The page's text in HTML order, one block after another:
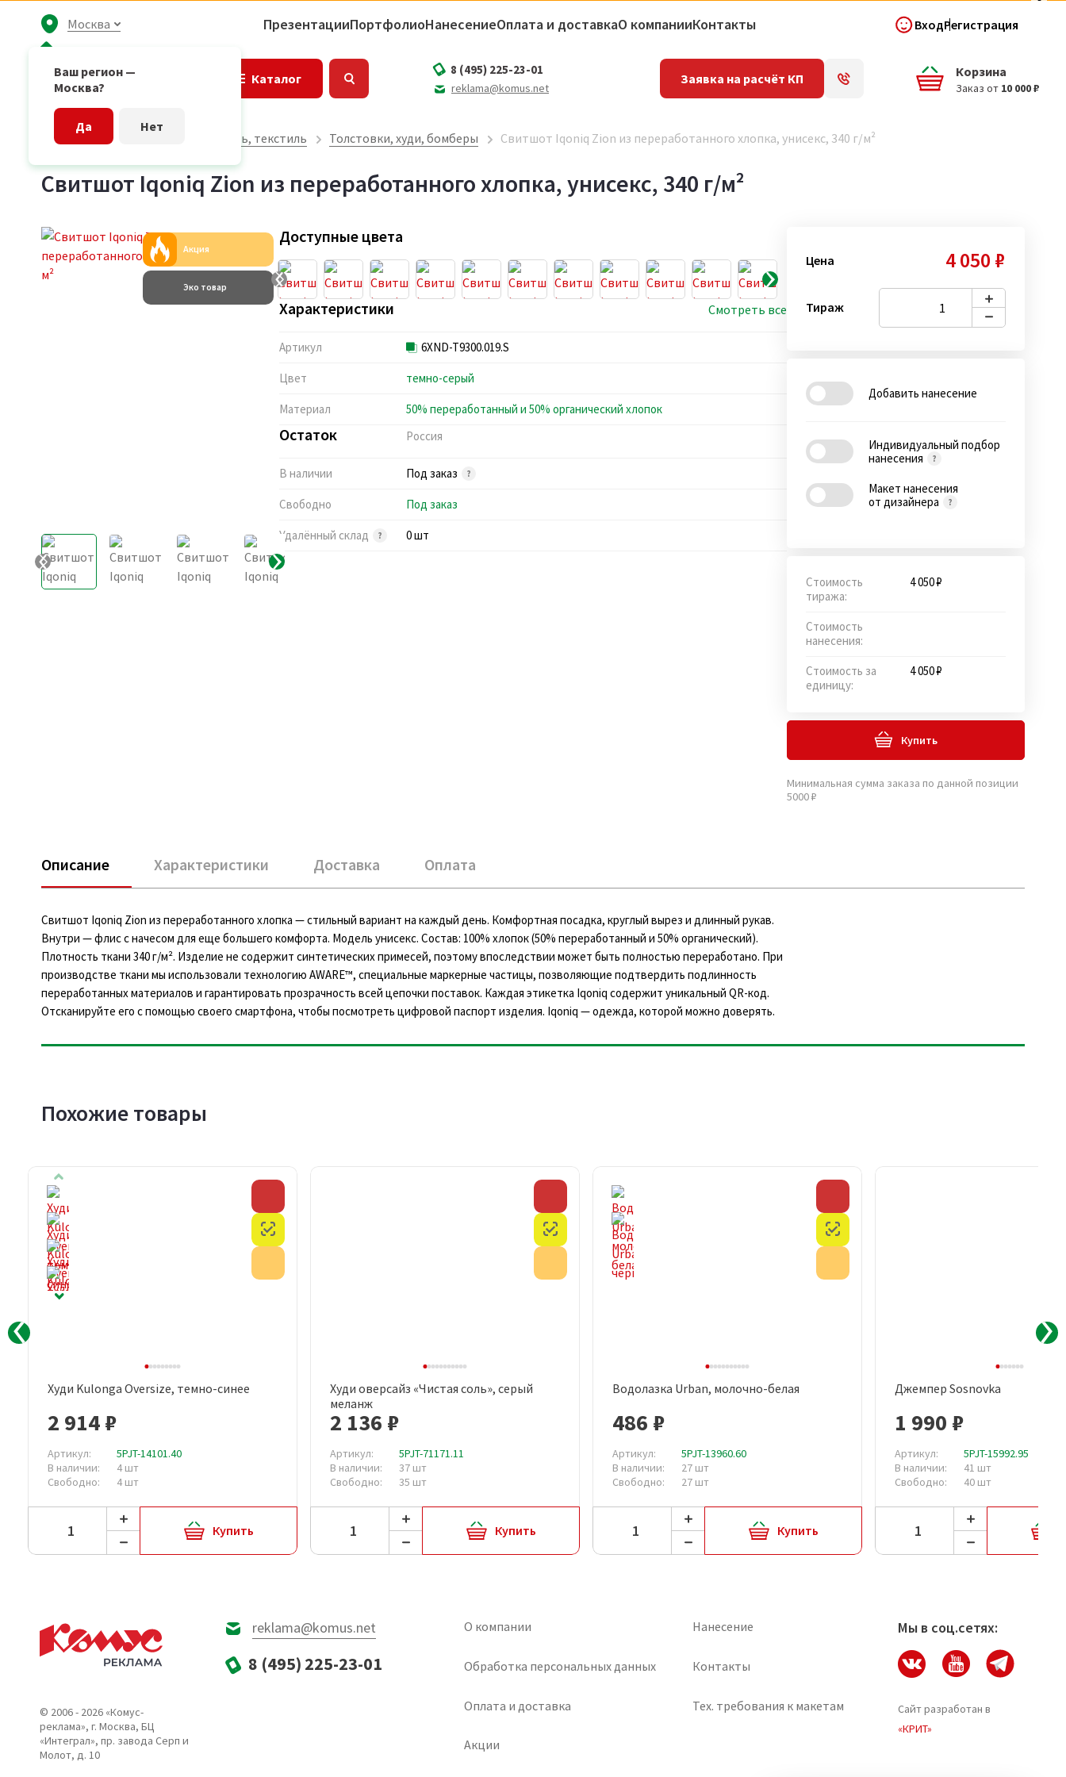
Москва
Ваш регион —
Москва?
Да Нет
ПрезентацииПортфолиоНанесениеОплата и доставкаО компанииКонтакты ВходРегистрация
Каталог Корзина
Заказ от 10 000 ₽
8 (495) 225-23-01
reklama@komus.net
Заявка на расчёт КП
Главная страница Одежда, обувь, текстиль Толстовки, худи, бомберы Свитшот Iqoniq Zion из переработанного хлопка, унисекс, 340 г/м²
Свитшот Iqoniq Zion из переработанного хлопка, унисекс, 340 г/м²
Акция
Эко товар
Доступные цвета
Характеристики Смотреть все
Артикул 6XND-T9300.019.S
Цвет темно-серый
Материал 50% переработанный и 50% органический хлопок
Остаток Россия
В наличии Под заказ
Свободно Под заказ
Удалённый склад 0 шт
Цена 4 050 ₽
Тираж
Добавить нанесение
Индивидуальный подбор
нанесения
Макет нанесения
от дизайнера
Стоимость
тиража:
4 050 ₽
Стоимость
нанесения:
Стоимость за
единицу:
4 050 ₽
Купить
Минимальная сумма заказа по данной позиции
5000 ₽
Описание Характеристики Доставка Оплата
Свитшот Iqoniq Zion из переработанного хлопка — стильный вариант на каждый день. Комфортная посадка, круглый вырез и длинный рукав.
Внутри — флис с начесом для еще большего комфорта. Модель унисекс. Состав: 100% хлопок (50% переработанный и 50% органический).
Плотность ткани 340 г/м². Изделие не содержит синтетических примесей, поэтому впоследствии может быть полностью переработано. При
производстве ткани мы использовали технологию AWARE™, специальные маркерные частицы, позволяющие подтвердить подлинность
переработанных материалов и гарантировать прозрачность всей цепочки поставок. Каждая этикетка Iqoniq содержит уникальный QR-код.
Отсканируйте его с помощью своего смартфона, чтобы посмотреть цифровой паспорт изделия. Iqoniq — одежда, которой можно доверять.
Похожие товары
Честный знак
Быстрый просмотр
Худи Kulonga Oversize, темно-синее
2 914 ₽
Артикул:
5PJT-14101.40
В наличии:
4 шт
Свободно:
4 шт
Купить
Честный знак
Быстрый просмотр
Худи оверсайз «Чистая соль», серый
меланж
2 136 ₽
Артикул:
5PJT-71171.11
В наличии:
37 шт
Свободно:
35 шт
Купить
Быстрый просмотр
Водолазка Urban, молочно-белая
486 ₽
Артикул:
5PJT-13960.60
В наличии:
27 шт
Свободно:
27 шт
Купить
Быстрый просмотр
Джемпер Sosnovka
1 990 ₽
Артикул:
5PJT-15992.95
В наличии:
41 шт
Свободно:
40 шт
© 2006 - 2026 «Комус-
реклама», г. Москва, БЦ
«Интеграл», пр. завода Серп и
Молот, д. 10
reklama@komus.net
8 (495) 225-23-01
О компании Нанесение
Обработка персональных данных Контакты
Оплата и доставка Тех. требования к макетам
Акции
Мы в соц.сетях:
Сайт разработан в
«КРИТ»